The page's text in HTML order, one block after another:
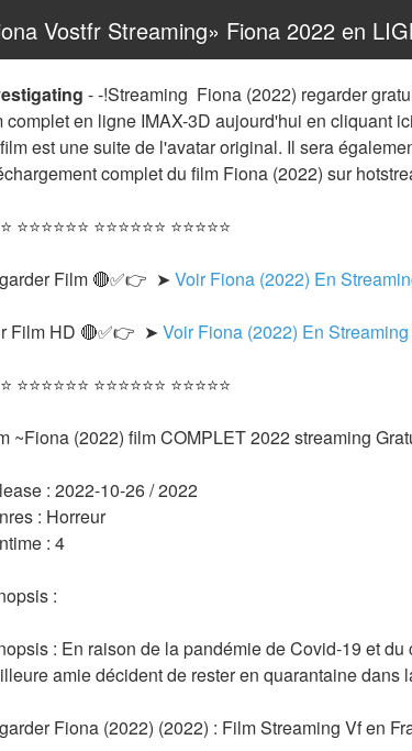
Vostfr Streaming» Fiona 2022 en
--!Streaming  Fiona (2022) regarder
complet en ligne IMAX-3D aujourd'hui en cliquant
est une suite de l'avatar original. Il sera
complet du film Fiona (2022) sur
⭐⭐⭐⭐⭐⭐ ⭐⭐⭐⭐⭐⭐ ⭐⭐⭐⭐⭐
Film 🔴✅👉  ➤ Voir Fiona (2022) En
Film HD 🔴✅👉  ➤ Voir Fiona (2022) En
⭐⭐⭐⭐⭐⭐ ⭐⭐⭐⭐⭐⭐ ⭐⭐⭐⭐⭐
~Fiona (2022) film COMPLET 2022 streaming
: 2022-10-26 / 2022
: Horreur
: 4
:
: En raison de la pandémie de Covid-19 et
amie décident de rester en quarantaine
Fiona (2022) (2022) : Film Streaming Vf en